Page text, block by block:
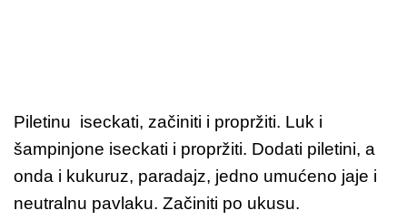
Piletinu iseckati, začiniti i propržiti. Luk i
šampinjone iseckati i propržiti. Dodati piletini, a
onda i kukuruz, paradajz, jedno umućeno jaje i
neutralnu pavlaku. Začiniti po ukusu.